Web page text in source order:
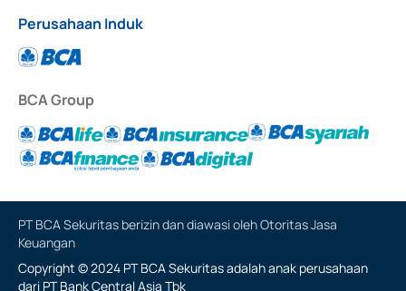
Perusahaan Induk
BCA Group
PT BCA Sekuritas berizin dan diawasi oleh Otoritas Jasa
Keuangan
Copyright © 2024 PT BCA Sekuritas adalah anak perusahaan
dari PT Bank Central Asia Tbk